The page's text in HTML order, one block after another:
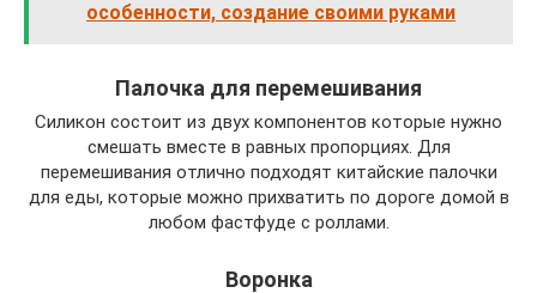
особенности, создание своими руками
Палочка для перемешивания
Силикон состоит из двух компонентов которые нужно
смешать вместе в равных пропорциях. Для
перемешивания отлично подходят китайские палочки
для еды, которые можно прихватить по дороге домой в
любом фастфуде с роллами.
Воронка